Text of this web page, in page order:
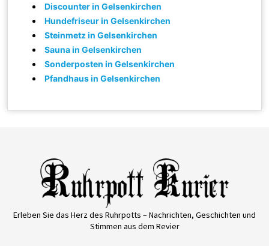
Discounter in Gelsenkirchen
Hundefriseur in Gelsenkirchen
Steinmetz in Gelsenkirchen
Sauna in Gelsenkirchen
Sonderposten in Gelsenkirchen
Pfandhaus in Gelsenkirchen
Erleben Sie das Herz des Ruhrpotts – Nachrichten, Geschichten und
Stimmen aus dem Revier